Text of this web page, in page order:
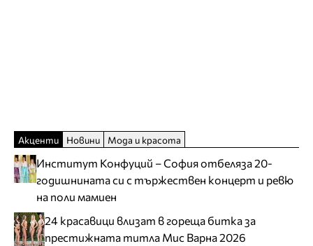
Акценти Новини Мода и красота
Институт Конфуций – София отбеляза 20-
годишнината си с тържествен концерт и ревю
на поли мамиен
24 красавици влизат в гореща битка за
престижната титла Мис Варна 2026